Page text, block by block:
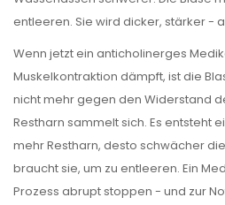
entleeren. Sie wird dicker, stärker -
Wenn jetzt ein anticholinerges
Muskelkontraktion dämpft, ist die
nicht mehr gegen den Widerstand
Restharn sammelt sich. Es entsteht
mehr Restharn, desto schwächer
braucht sie, um zu entleeren. Ein
Prozess abrupt stoppen - und zur